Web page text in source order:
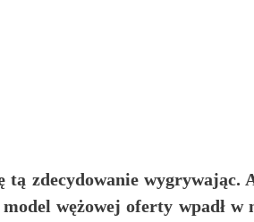
zdecydowanie wygrywając.
wężowej oferty wpadł w